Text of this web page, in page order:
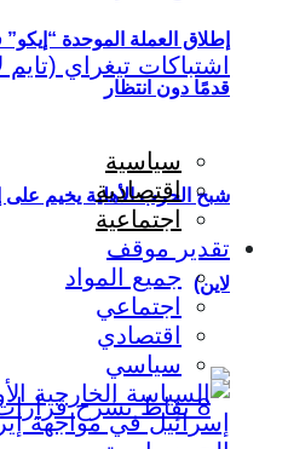
شبح الحرب الأهلية يخيم على
لاين)
قدمًا دون انتظار
سياسية
اقتصادية
اجتماعية
تقدير موقف
جميع المواد
اجتماعي
اقتصادي
سياسي